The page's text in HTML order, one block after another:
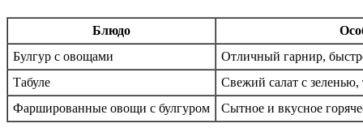
Блюдо
Булгур с овощами
Отличный гарнир,
Табуле
Свежий салат с
Фаршированные овощи с булгуром
Сытное и вкусное